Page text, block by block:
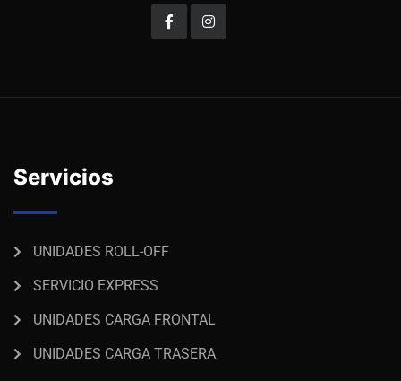
Servicios
UNIDADES ROLL-OFF
SERVICIO EXPRESS
UNIDADES CARGA FRONTAL
UNIDADES CARGA TRASERA